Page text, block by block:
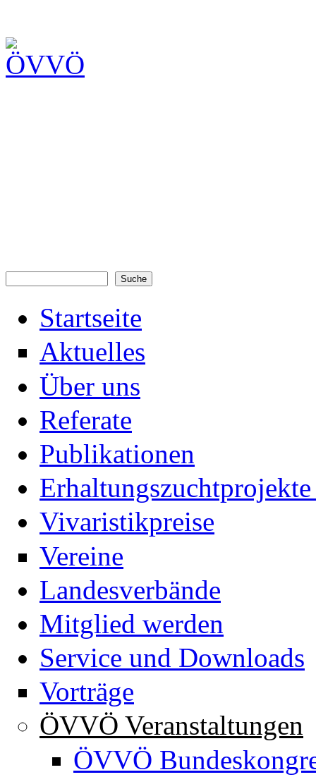
Startseite
Aktuelles
Über uns
Referate
Publikationen
Vivaristikpreise
Vereine
Landesverbände
Mitglied werden
Service und Downloads
Vorträge
ÖVVÖ Veranstaltungen
ÖVVÖ